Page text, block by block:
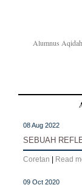
Alumnus
08 Aug 2022
SEBUAH
Coretan Read
09 Oct 2020